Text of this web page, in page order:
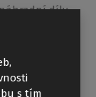
díly
- stropu
k napojení
název
vodu je v
jste mně
s tím